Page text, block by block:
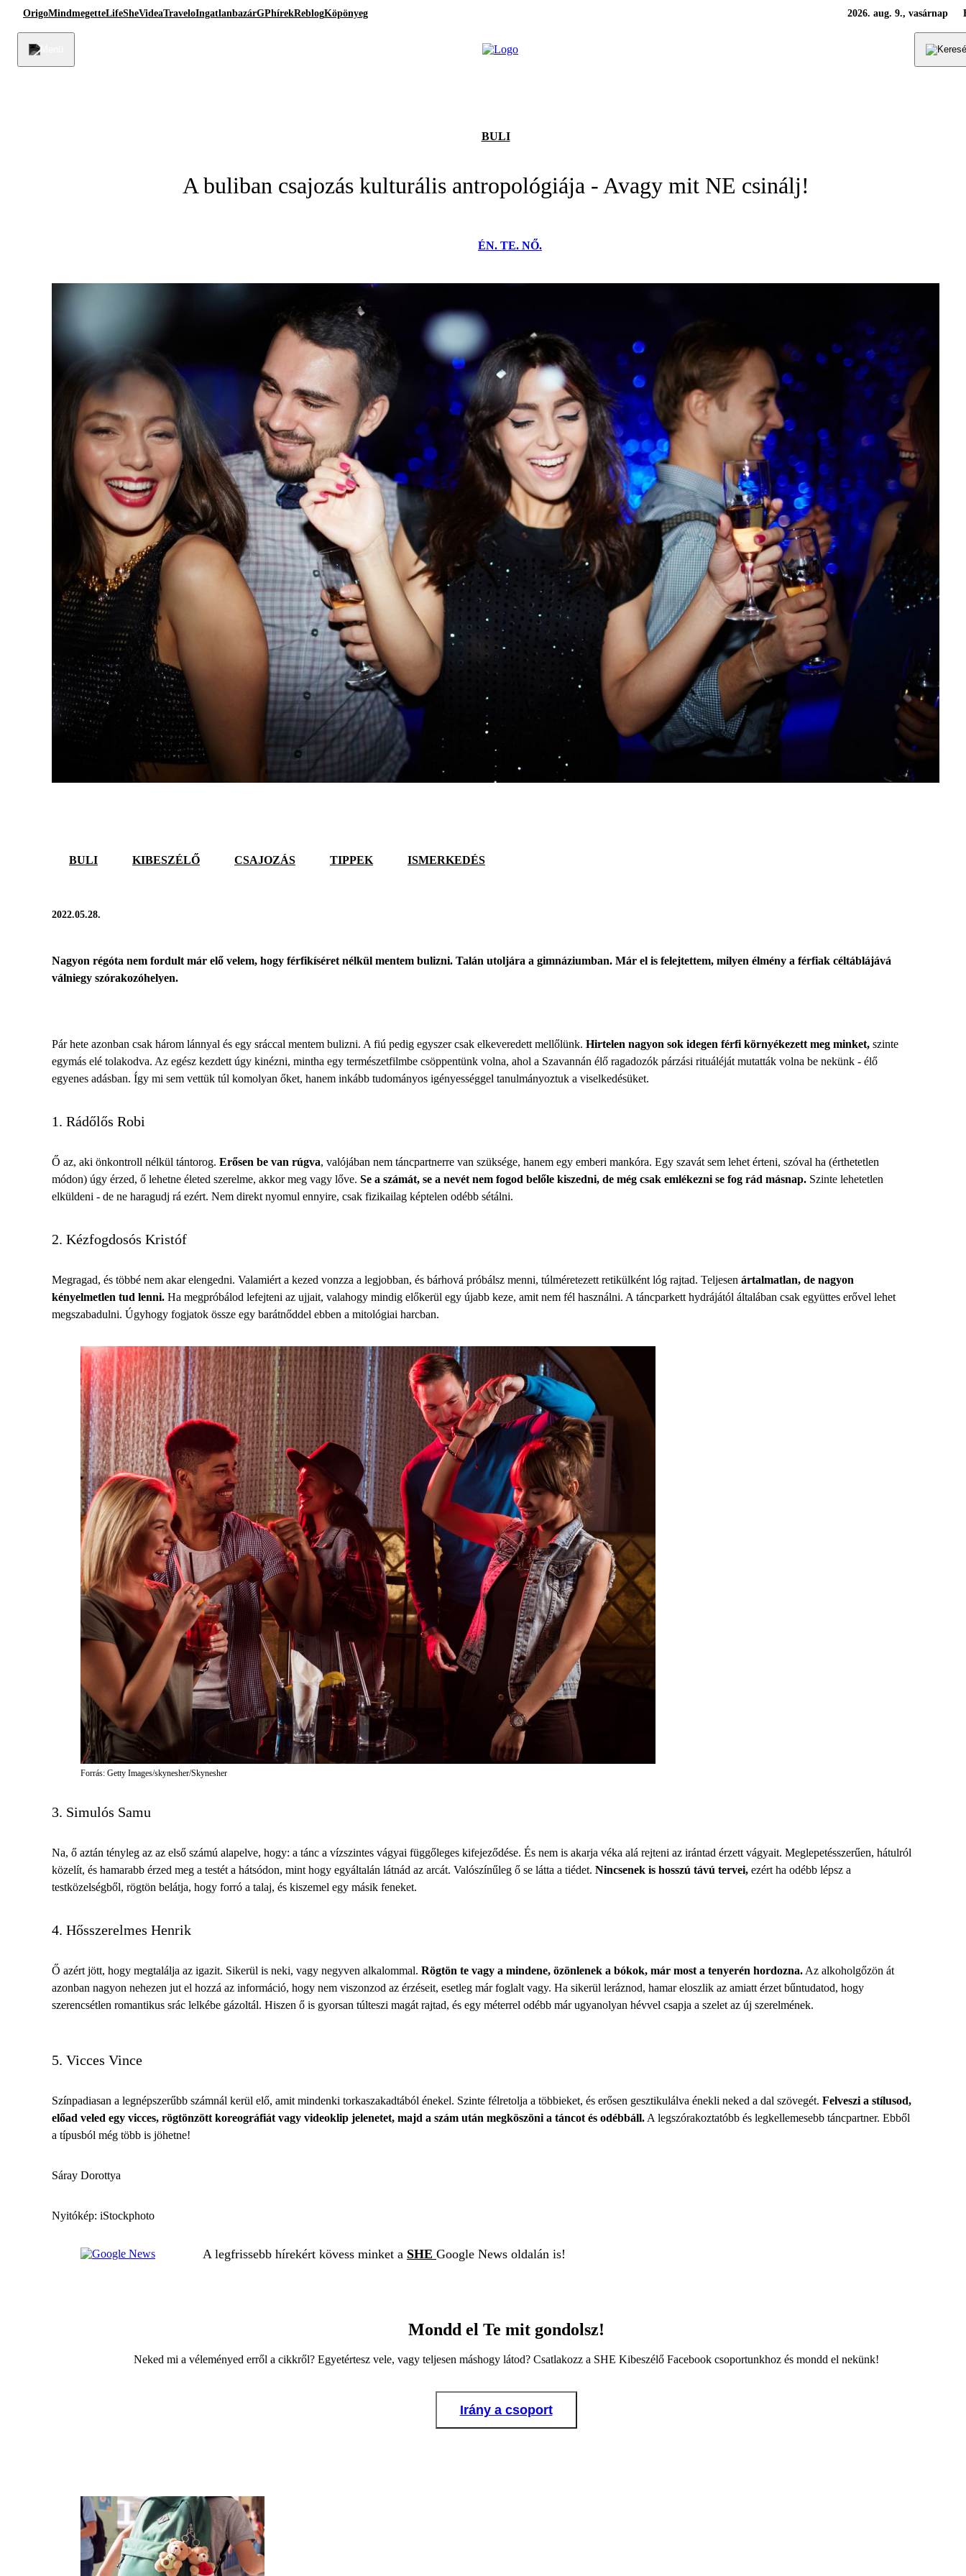
OrigoMindmegetteLifeSheVideaTraveloIngatlanbazárGPhírekReblogKöpönyeg 2026. aug. 9., vasárnap
BULI
A buliban csajozás kulturális antropológiája - Avagy mit NE csinálj!
ÉN. TE. NŐ.
BULI KIBESZÉLŐ CSAJOZÁS TIPPEK ISMERKEDÉS
2022.05.28.
Nagyon régóta nem fordult már elő velem, hogy férfikíséret nélkül mentem bulizni. Talán utoljára a gimnáziumban. Már el is felejtettem, milyen élmény a férfiak céltáblájává
válniegy szórakozóhelyen.
Pár hete azonban csak három lánnyal és egy sráccal mentem bulizni. A fiú pedig egyszer csak elkeveredett mellőlünk. Hirtelen nagyon sok idegen férfi környékezett meg minket, szinte
egymás elé tolakodva. Az egész kezdett úgy kinézni, mintha egy természetfilmbe csöppentünk volna, ahol a Szavannán élő ragadozók párzási rituáléját mutatták volna be nekünk - élő
egyenes adásban. Így mi sem vettük túl komolyan őket, hanem inkább tudományos igényességgel tanulmányoztuk a viselkedésüket.
1. Rádőlős Robi
Ő az, aki önkontroll nélkül tántorog. Erősen be van rúgva, valójában nem táncpartnerre van szüksége, hanem egy emberi mankóra. Egy szavát sem lehet érteni, szóval ha (érthetetlen
módon) úgy érzed, ő lehetne életed szerelme, akkor meg vagy lőve. Se a számát, se a nevét nem fogod belőle kiszedni, de még csak emlékezni se fog rád másnap. Szinte lehetetlen
elküldeni - de ne haragudj rá ezért. Nem direkt nyomul ennyire, csak fizikailag képtelen odébb sétálni.
2. Kézfogdosós Kristóf
Megragad, és többé nem akar elengedni. Valamiért a kezed vonzza a legjobban, és bárhová próbálsz menni, túlméretezett retikülként lóg rajtad. Teljesen ártalmatlan, de nagyon
kényelmetlen tud lenni. Ha megpróbálod lefejteni az ujjait, valahogy mindig előkerül egy újabb keze, amit nem fél használni. A táncparkett hydrájától általában csak együttes erővel lehet
megszabadulni. Úgyhogy fogjatok össze egy barátnőddel ebben a mitológiai harcban.
Forrás: Getty Images/skynesher/Skynesher
3. Simulós Samu
Na, ő aztán tényleg az az első számú alapelve, hogy: a tánc a vízszintes vágyai függőleges kifejeződése. És nem is akarja véka alá rejteni az irántad érzett vágyait. Meglepetésszerűen, hátulról
közelít, és hamarabb érzed meg a testét a hátsódon, mint hogy egyáltalán látnád az arcát. Valószínűleg ő se látta a tiédet. Nincsenek is hosszú távú tervei, ezért ha odébb lépsz a
testközelségből, rögtön belátja, hogy forró a talaj, és kiszemel egy másik feneket.
4. Hősszerelmes Henrik
Ő azért jött, hogy megtalálja az igazit. Sikerül is neki, vagy negyven alkalommal. Rögtön te vagy a mindene, özönlenek a bókok, már most a tenyerén hordozna. Az alkoholgőzön át
azonban nagyon nehezen jut el hozzá az információ, hogy nem viszonzod az érzéseit, esetleg már foglalt vagy. Ha sikerül leráznod, hamar eloszlik az amiatt érzet bűntudatod, hogy
szerencsétlen romantikus srác lelkébe gázoltál. Hiszen ő is gyorsan túlteszi magát rajtad, és egy méterrel odébb már ugyanolyan hévvel csapja a szelet az új szerelmének.
5. Vicces Vince
Színpadiasan a legnépszerűbb számnál kerül elő, amit mindenki torkaszakadtából énekel. Szinte félretolja a többieket, és erősen gesztikulálva énekli neked a dal szövegét. Felveszi a stílusod,
előad veled egy vicces, rögtönzött koreográfiát vagy videoklip jelenetet, majd a szám után megköszöni a táncot és odébbáll. A legszórakoztatóbb és legkellemesebb táncpartner. Ebből
a típusból még több is jöhetne!
Sáray Dorottya
Nyitókép: iStockphoto
A legfrissebb hírekért kövess minket a SHE Google News oldalán is!
Mondd el Te mit gondolsz!
Neked mi a véleményed erről a cikkről? Egyetértesz vele, vagy teljesen máshogy látod? Csatlakozz a SHE Kibeszélő Facebook csoportunkhoz és mondd el nekünk!
Irány a csoport